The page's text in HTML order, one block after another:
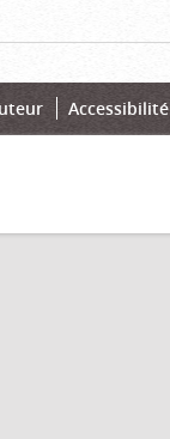
Accessibilité